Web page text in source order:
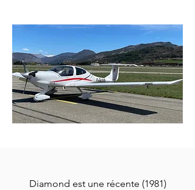
Diamond est une récente (1981)